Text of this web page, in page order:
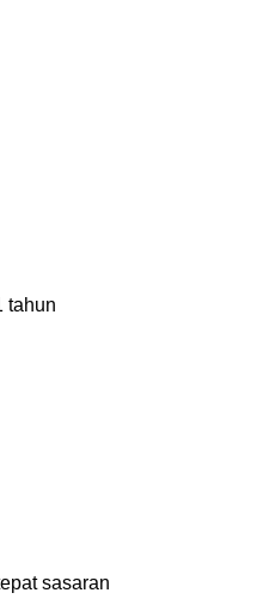
tahun
sasaran